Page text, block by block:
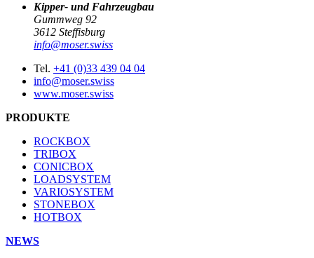
Kipper- und Fahrzeugbau
Gummweg 92
3612 Steffisburg
info@moser.swiss
Tel. +41 (0)33 439 04 04
info@moser.swiss
www.moser.swiss
PRODUKTE
ROCKBOX
TRIBOX
CONICBOX
LOADSYSTEM
VARIOSYSTEM
STONEBOX
HOTBOX
NEWS